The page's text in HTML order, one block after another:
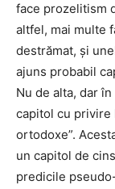
face prozelitism
altfel, mai multe
destrămat, și
ajuns probabil
Nu de alta, dar
capitol cu privire
ortodoxe”.
un capitol de
predicile